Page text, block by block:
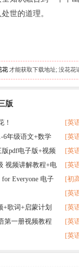
世的道理。
花才能获取下载地址; 没花花
版
！
6年级语文+数学
版pdf电子版+视频
视频讲解教程+电
Everyone 电子
+歌词+启蒙计划
第一册视频教程
记
[英
了
[英
个
[英
教
[英
在
[初
[英
[英
题
[英
打印
[英